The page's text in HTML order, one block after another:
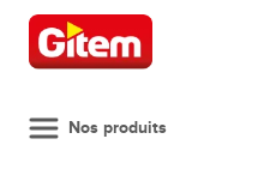
Allez au contenu
Nos produits